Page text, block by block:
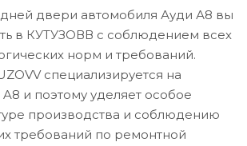
двери автомобиля Ауди А8 вы
в КУТУЗОВВ с соблюдением всех
норм и требований.
специализируется на
и поэтому уделяет особое
производства и соблюдению
требований по ремонтной